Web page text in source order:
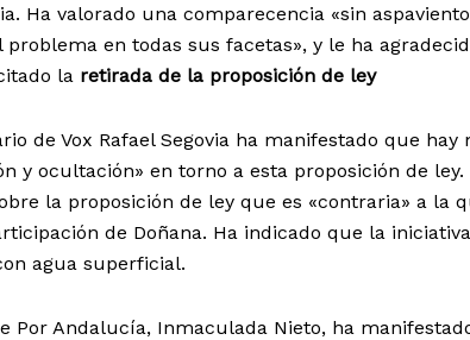
Ha valorado una comparecencia «sin
problema en todas sus facetas», y le ha
la retirada de la proposición de ley
de Vox Rafael Segovia ha manifestado que hay
y ocultación» en torno a esta proposición de
la proposición de ley que es «contraria» a la
de Doñana. Ha indicado que la
agua superficial.
Por Andalucía, Inmaculada Nieto, ha